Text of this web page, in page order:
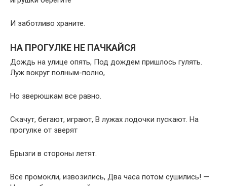
И заботливо храните.
НА ПРОГУЛКЕ НЕ ПАЧКАЙСЯ
Дождь на улице опять, Под дождем пришлось гулять.
Луж вокруг полным-полно,
Но зверюшкам все равно.
Скачут, бегают, играют, В лужах лодочки пускают. На
прогулке от зверят
Брызги в стороны летят.
Все промокли, извозились, Два часа потом сушились! —